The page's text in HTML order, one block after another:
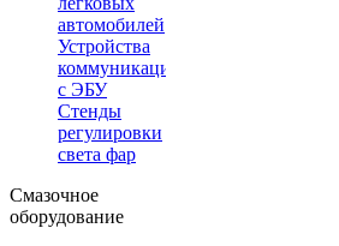
автомобилей
Устройства
коммуникации
с ЭБУ
Стенды
регулировки
света фар
Смазочное
оборудование